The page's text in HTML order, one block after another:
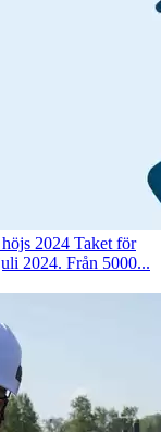
2024 Taket för
2024. Från 5000...